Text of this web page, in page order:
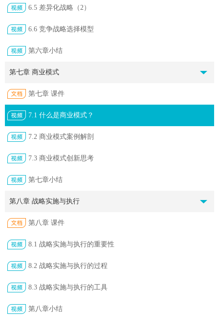
6.5 差异化战略（2）
6.6 竞争战略选择模型
第六章小结
第七章 商业模式
第七章 课件
7.1 什么是商业模式？
7.2 商业模式案例解剖
7.3 商业模式创新思考
第七章小结
第八章 战略实施与执行
第八章 课件
8.1 战略实施与执行的重要性
8.2 战略实施与执行的过程
8.3 战略实施与执行的工具
第八章小结